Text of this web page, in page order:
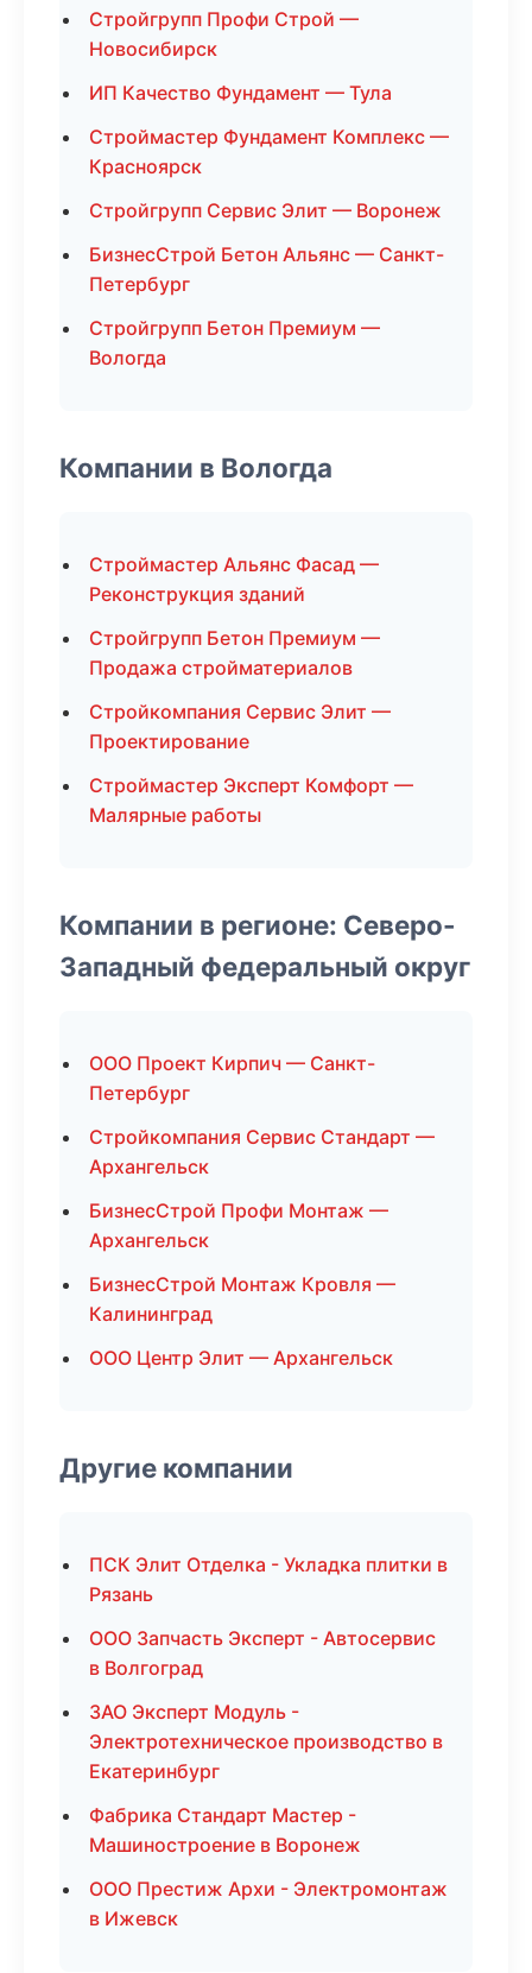
Стройгрупп Профи Строй —
Новосибирск
ИП Качество Фундамент — Тула
Строймастер Фундамент Комплекс —
Красноярск
Стройгрупп Сервис Элит — Воронеж
БизнесСтрой Бетон Альянс — Санкт-
Петербург
Стройгрупп Бетон Премиум —
Вологда
Компании в Вологда
Строймастер Альянс Фасад —
Реконструкция зданий
Стройгрупп Бетон Премиум —
Продажа стройматериалов
Стройкомпания Сервис Элит —
Проектирование
Строймастер Эксперт Комфорт —
Малярные работы
Компании в регионе: Северо-
Западный федеральный округ
ООО Проект Кирпич — Санкт-
Петербург
Стройкомпания Сервис Стандарт —
Архангельск
БизнесСтрой Профи Монтаж —
Архангельск
БизнесСтрой Монтаж Кровля —
Калининград
ООО Центр Элит — Архангельск
Другие компании
ПСК Элит Отделка - Укладка плитки в
Рязань
ООО Запчасть Эксперт - Автосервис
в Волгоград
ЗАО Эксперт Модуль -
Электротехническое производство в
Екатеринбург
Фабрика Стандарт Мастер -
Машиностроение в Воронеж
ООО Престиж Архи - Электромонтаж
в Ижевск